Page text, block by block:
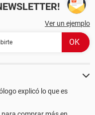
Ver un ejemplo
explicó lo que es